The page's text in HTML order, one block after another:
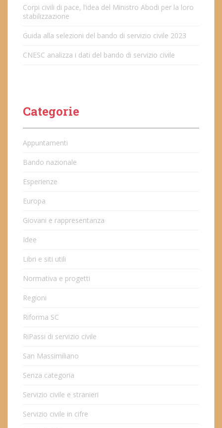
Corpi civili di pace, l’idea del Ministro Abodi per la loro
stabilizzazione
Guida alla selezioni del bando di servizio civile 2023
CNESC analizza i dati del bando di servizio civile
Categorie
Appuntamenti
Bando nazionale
Esperienze
Europa
Giovani e rappresentanza
Idee
Libri e siti utili
Normativa e progetti
Regioni
Riforma SC
RiPassi di servizio civile
San Massimiliano
Senza categoria
Servizio civile e stranieri
Servizio civile in cifre